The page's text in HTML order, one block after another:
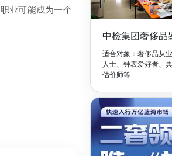
业可能成为一个
中检集团奢侈品
适合对象：奢侈品从
人士、钟表爱好者、
估价师等